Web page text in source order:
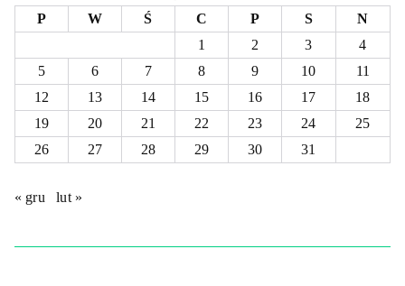
P
W Ś C P S
N
1
2 3
4
5
6 7 8 9 10
11
12
13 14 15 16 17
18
19
20 21 22 23 24
25
26
27 28 29 30 31
« gru lut »